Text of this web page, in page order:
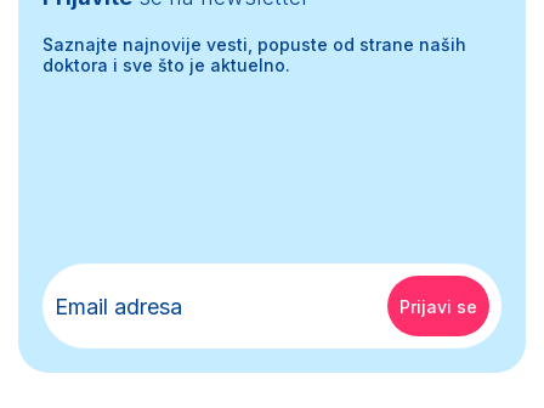
Saznajte najnovije vesti, popuste od strane naših
doktora i sve što je aktuelno.